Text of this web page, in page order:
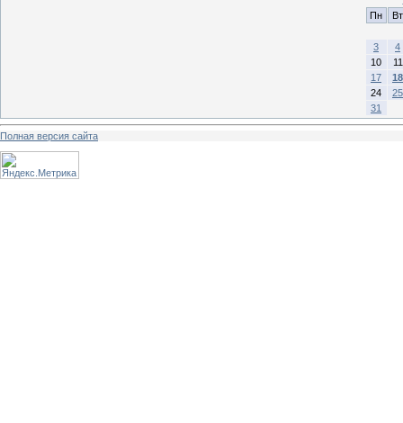
Пн
Вт
3
4
10
11
17
18
24
25
31
Полная версия сайта